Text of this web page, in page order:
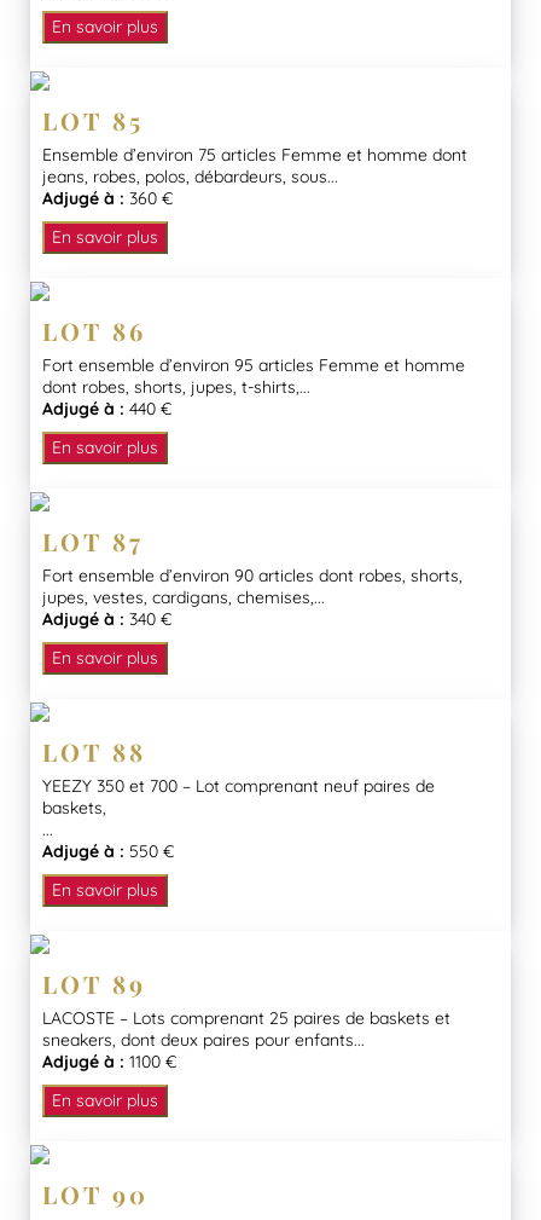
En savoir plus
LOT 85
Ensemble d’environ 75 articles Femme et homme dont
jeans, robes, polos, débardeurs, sous...
Adjugé à : 360 €
En savoir plus
LOT 86
Fort ensemble d’environ 95 articles Femme et homme
dont robes, shorts, jupes, t-shirts,...
Adjugé à : 440 €
En savoir plus
LOT 87
Fort ensemble d’environ 90 articles dont robes, shorts,
jupes, vestes, cardigans, chemises,...
Adjugé à : 340 €
En savoir plus
LOT 88
YEEZY 350 et 700 – Lot comprenant neuf paires de
baskets,
...
Adjugé à : 550 €
En savoir plus
LOT 89
LACOSTE – Lots comprenant 25 paires de baskets et
sneakers, dont deux paires pour enfants...
Adjugé à : 1100 €
En savoir plus
LOT 90